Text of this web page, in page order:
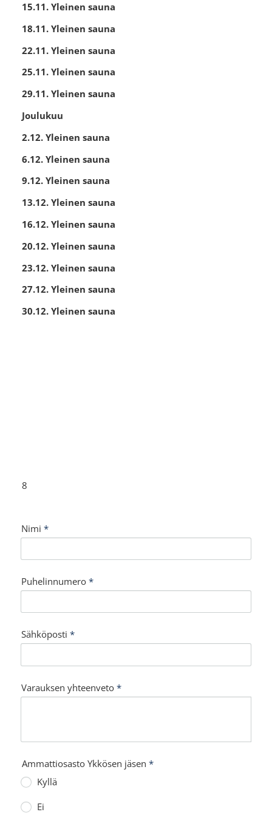
15.11. Yleinen sauna
18.11. Yleinen sauna
22.11. Yleinen sauna
25.11. Yleinen sauna
29.11. Yleinen sauna
Joulukuu
2.12. Yleinen sauna
6.12. Yleinen sauna
9.12. Yleinen sauna
13.12. Yleinen sauna
16.12. Yleinen sauna
20.12. Yleinen sauna
23.12. Yleinen sauna
27.12. Yleinen sauna
30.12. Yleinen sauna
8
Nimi *
Puhelinnumero *
Sähköposti *
Varauksen yhteenveto *
Ammattiosasto Ykkösen jäsen *
Kyllä
Ei